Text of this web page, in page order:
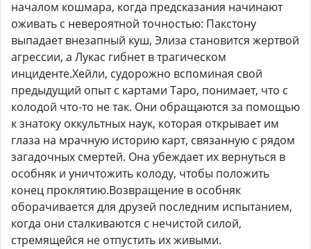
началом кошмара, когда предсказания начинают
оживать с невероятной точностью: Пакстону
выпадает внезапный куш, Элиза становится жертвой
агрессии, а Лукас гибнет в трагическом
инциденте.Хейли, судорожно вспоминая свой
предыдущий опыт с картами Таро, понимает, что с
колодой что-то не так. Они обращаются за помощью
к знатоку оккультных наук, которая открывает им
глаза на мрачную историю карт, связанную с рядом
загадочных смертей. Она убеждает их вернуться в
особняк и уничтожить колоду, чтобы положить
конец проклятию.Возвращение в особняк
оборачивается для друзей последним испытанием,
когда они сталкиваются с нечистой силой,
стремящейся не отпустить их живыми.